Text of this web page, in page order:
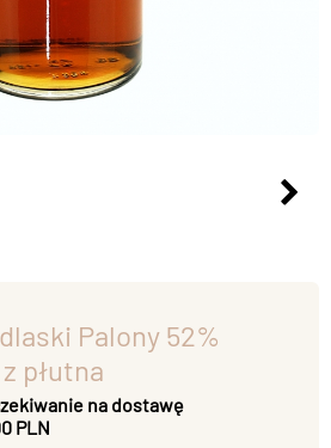
Palony 52%
płutna
na dostawę
PLN